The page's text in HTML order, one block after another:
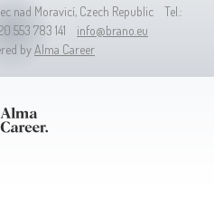
nad Moravicí, Czech Republic Tel.:
553 783 141 info@brano.eu
byAlma Career